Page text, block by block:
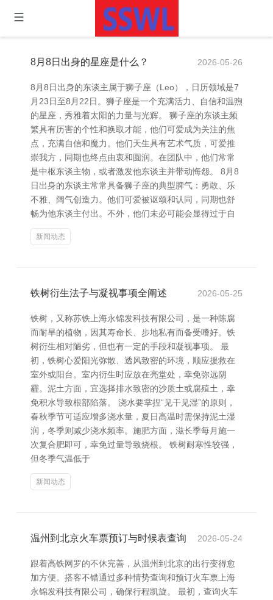
8月8日出身的星座是什么？ 2026-05-26
8月8日出身的东谈主属于狮子座（Leo），日历领域是7
月23日至8月22日。狮子座是一个充满活力、自信和温煦
的星座，秀雅着太阳的力量与光辉。 狮子座的东谈主频
繁具有历害的个性和换取才能，他们可爱成为关注的焦
点，充满自信和魔力。他们天生具有艺术气质，可爱推
崇我方，同期也终点由衷和圆润。在团队中，他们常常
是中枢东谈主物，或者激发他东谈主并带动悔怨。 8月8
日出身的东谈主常常具备狮子座的典型脾气：勇敢、乐
不雅、阔气创造力。他们可爱被讴颂和认同，同期也舒
畅为他东谈主付出。不外，他们未必可能会显得过于自
新闻动态
铁树衍生法子与凝视事项全阐述 2026-05-25
铁树，又称苏铁上海永锦发科技有限公司，是一种陈腐
而耐旱的植物，因其寿命长、步地私有而备受嗜好。铁
树衍生相对陋劣，但也有一定的手段和凝视事项。 最
初，铁树心爱阳光弥散、透风致密的环境，顺应援救在
室外或阳台。室内衍生时应放在亮堂处，幸免弥远阴
霾。泥土方面，宜选择排水致密的沙质土或腐殖土，幸
免积水导致根部陷落。 浇水要掌捏“见干见湿”的原则，
春秋季节可适应增多浇水量，夏日高温时需保持泥土湿
润，冬季则减少浇水频率。施肥方面，滋长季每月施一
次复合肥即可，幸免过量导致烧根。 铁树耐寒性较强，
但冬季气温低于
新闻动态
温州到北京火车票预订与时候表查询 2026-05-24
跟着高铁网罗的不休完善，从温州到北京的出行变得愈
加方便。搭客不错通过多种情势查询和预订火车票上海
永锦发科技有限公司，确保行程凯旋。 最初，查询火车